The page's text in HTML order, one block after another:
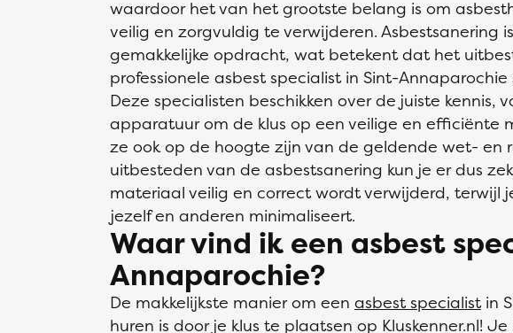
waardoor het van het grootste belang is om
veilig en zorgvuldig te verwijderen. Asbestsanering
gemakkelijke opdracht, wat betekent dat het
professionele asbest specialist in Sint-
Deze specialisten beschikken over de juiste kennis,
apparatuur om de klus op een veilige en efficiënte
ze ook op de hoogte zijn van de geldende wet- en
uitbesteden van de asbestsanering kun je er dus
materiaal veilig en correct wordt verwijderd, terwijl
jezelf en anderen minimaliseert.
Waar vind ik een asbest
Annaparochie?
De makkelijkste manier om een asbest specialist in
huren is door je klus te plaatsen op Kluskenner.nl!